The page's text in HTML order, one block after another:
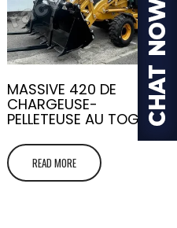
MASSIVE 420 DE
CHARGEUSE-
PELLETEUSE AU TOGO
READ MORE